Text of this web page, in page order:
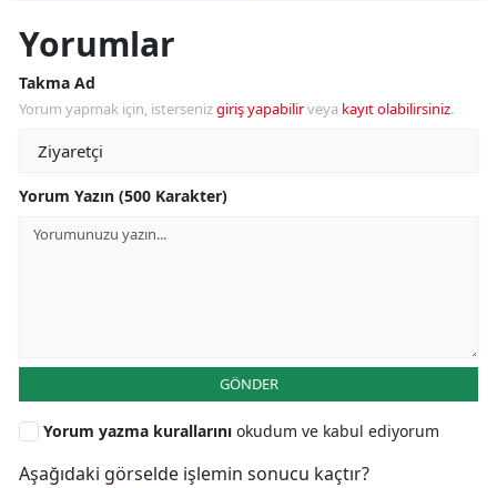
Yorumlar
Takma Ad
Yorum yapmak için, istersenizgiriş yapabilirveya kayıt olabilirsiniz.
Yorum Yazın (500 Karakter)
GÖNDER
Yorum yazma kurallarını okudum ve kabul ediyorum
Aşağıdaki görselde işlemin sonucu kaçtır?